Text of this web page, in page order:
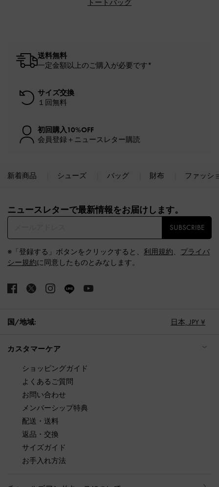
トートバッグ
送料無料
一定金額以上のご購入が必要です*
サイズ交換
１回無料
初回購入10%OFF
会員登録＋ニュースレター購読
新着商品 シューズ バッグ 財布 ファッシ
ニュースレターで最新情報をお届けします。​
SUBSCRIBE
※「登録する」ボタンをクリックすると、 利用規約、 プライバ
シー規約に同意したものとみなします。
国/地域: 日本, JPY ¥
カスタマーケア
ショッピングガイド
よくあるご質問
お問い合わせ
メンバーシップ特典
配送・送料
返品・交換
サイズガイド
お手入れ方法